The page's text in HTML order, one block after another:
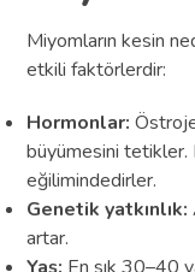
Miyomların kesin
etkili faktörlerdir:
Hormonlar:
büyümesini tetikler.
eğilimindedirler.
Genetik yatkınlık:
artar.